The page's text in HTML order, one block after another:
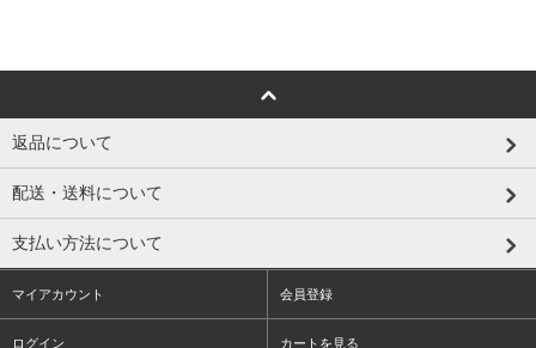
返品について
配送・送料について
支払い方法について
マイアカウント 会員登録
ログイン カートを見る